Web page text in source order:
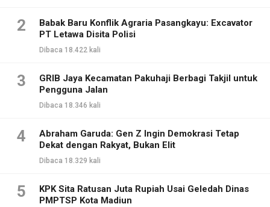
2
Babak Baru Konflik Agraria Pasangkayu: Excavator
PT Letawa Disita Polisi
Dibaca 18.422 kali
3
GRIB Jaya Kecamatan Pakuhaji Berbagi Takjil untuk
Pengguna Jalan
Dibaca 18.346 kali
4
Abraham Garuda: Gen Z Ingin Demokrasi Tetap
Dekat dengan Rakyat, Bukan Elit
Dibaca 18.329 kali
5
KPK Sita Ratusan Juta Rupiah Usai Geledah Dinas
PMPTSP Kota Madiun